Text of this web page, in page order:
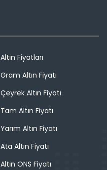
Altın Fiyatları
Gram Altın Fiyatı
Çeyrek Altın Fiyatı
Tam Altın Fiyatı
Yarım Altın Fiyatı
Ata Altın Fiyatı
Altın ONS Fiyatı